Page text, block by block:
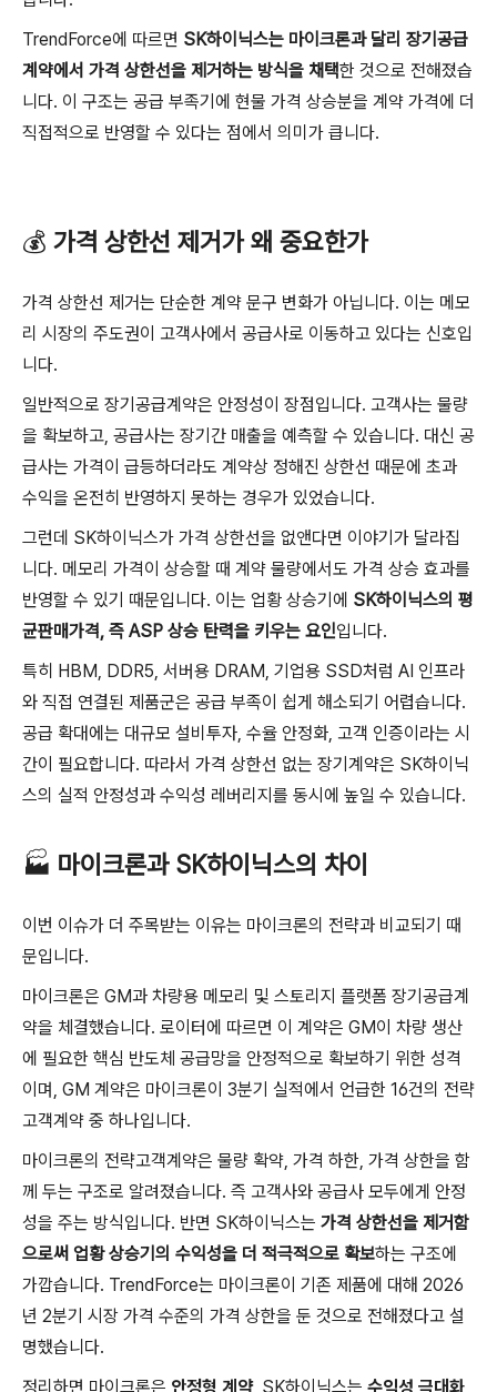
TrendForce에 따르면 SK하이닉스는 마이크론과 달리 장기공급
계약에서 가격 상한선을 제거하는 방식을 채택한 것으로 전해졌습
니다. 이 구조는 공급 부족기에 현물 가격 상승분을 계약 가격에 더
직접적으로 반영할 수 있다는 점에서 의미가 큽니다.
💰 가격 상한선 제거가 왜 중요한가
가격 상한선 제거는 단순한 계약 문구 변화가 아닙니다. 이는 메모
리 시장의 주도권이 고객사에서 공급사로 이동하고 있다는 신호입
니다.
일반적으로 장기공급계약은 안정성이 장점입니다. 고객사는 물량
을 확보하고, 공급사는 장기간 매출을 예측할 수 있습니다. 대신 공
급사는 가격이 급등하더라도 계약상 정해진 상한선 때문에 초과
수익을 온전히 반영하지 못하는 경우가 있었습니다.
그런데 SK하이닉스가 가격 상한선을 없앤다면 이야기가 달라집
니다. 메모리 가격이 상승할 때 계약 물량에서도 가격 상승 효과를
반영할 수 있기 때문입니다. 이는 업황 상승기에 SK하이닉스의 평
균판매가격, 즉 ASP 상승 탄력을 키우는 요인입니다.
특히 HBM, DDR5, 서버용 DRAM, 기업용 SSD처럼 AI 인프라
와 직접 연결된 제품군은 공급 부족이 쉽게 해소되기 어렵습니다.
공급 확대에는 대규모 설비투자, 수율 안정화, 고객 인증이라는 시
간이 필요합니다. 따라서 가격 상한선 없는 장기계약은 SK하이닉
스의 실적 안정성과 수익성 레버리지를 동시에 높일 수 있습니다.
🏭 마이크론과 SK하이닉스의 차이
이번 이슈가 더 주목받는 이유는 마이크론의 전략과 비교되기 때
문입니다.
마이크론은 GM과 차량용 메모리 및 스토리지 플랫폼 장기공급계
약을 체결했습니다. 로이터에 따르면 이 계약은 GM이 차량 생산
에 필요한 핵심 반도체 공급망을 안정적으로 확보하기 위한 성격
이며, GM 계약은 마이크론이 3분기 실적에서 언급한 16건의 전략
고객계약 중 하나입니다.
마이크론의 전략고객계약은 물량 확약, 가격 하한, 가격 상한을 함
께 두는 구조로 알려졌습니다. 즉 고객사와 공급사 모두에게 안정
성을 주는 방식입니다. 반면 SK하이닉스는 가격 상한선을 제거함
으로써 업황 상승기의 수익성을 더 적극적으로 확보하는 구조에
가깝습니다. TrendForce는 마이크론이 기존 제품에 대해 2026
년 2분기 시장 가격 수준의 가격 상한을 둔 것으로 전해졌다고 설
명했습니다.
정리하면 마이크론은 안정형 계약, SK하이닉스는 ​ 수익성 극대화